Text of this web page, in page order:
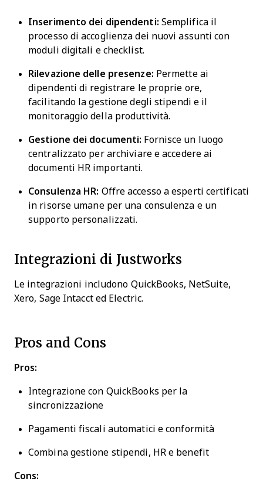
Inserimento dei dipendenti: Semplifica il
processo di accoglienza dei nuovi assunti con
moduli digitali e checklist.
Rilevazione delle presenze: Permette ai
dipendenti di registrare le proprie ore,
facilitando la gestione degli stipendi e il
monitoraggio della produttività.
Gestione dei documenti: Fornisce un luogo
centralizzato per archiviare e accedere ai
documenti HR importanti.
Consulenza HR: Offre accesso a esperti certificati
in risorse umane per una consulenza e un
supporto personalizzati.
Integrazioni di Justworks
Le integrazioni includono QuickBooks, NetSuite,
Xero, Sage Intacct ed Electric.
Pros and Cons
Pros:
Integrazione con QuickBooks per la
sincronizzazione
Pagamenti fiscali automatici e conformità
Combina gestione stipendi, HR e benefit
Cons: